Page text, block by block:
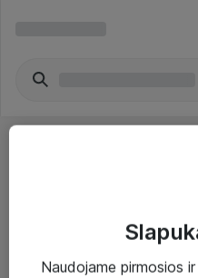
Naudojame pirmosios